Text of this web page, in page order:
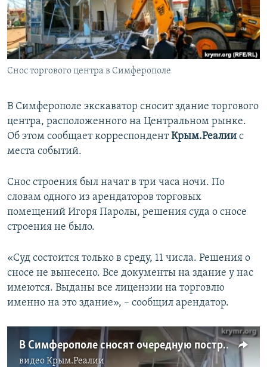
ПОБЕДИТЕЛЕЙ НЕ СУДЯТ?
КРЫМ.НЕПОКОРЕННЫЙ
ELIFBE
УКРАИНСКАЯ ПРОБЛЕМА КРЫМА
ПРИСОЕДИНЯЙТЕСЬ!
Снос торгового центра в Симферополе
В Симферополе экскаватор сносит здание торгового
центра, расположенного на Центральном рынке.
Об этом сообщает корреспондентКрым.Реалии с
места событий.
Снос строения был начат в три часа ночи. По
словам одного из арендаторов торговых
помещений Игоря Паролы, решения суда о сносе
строения не было.
«Суд состоится только в среду, 11 числа. Решения о
сносе не вынесено. Все документы на здание у нас
имеются. Выданы все лицензии на торговлю
именно на это здание», – сообщил арендатор.
В Симферополе сносят очередную постройку
видеоКрым.Реалии